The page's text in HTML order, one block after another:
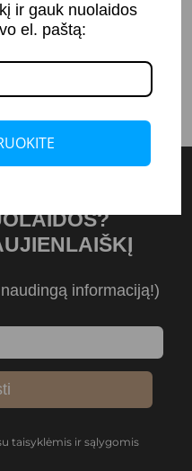
PASIRINKTI
SAVYBES
informaciją!)
taisyklėmis ir sąlygomis
ir gauk nuolaidos
el. paštą: